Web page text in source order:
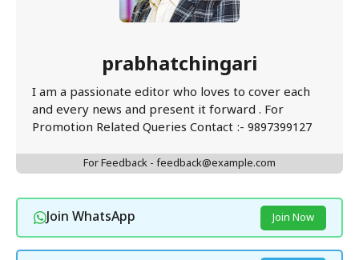
prabhatchingari
I am a passionate editor who loves to cover each
and every news and present it forward . For
Promotion Related Queries Contact :- 9897399127
For Feedback - feedback@example.com
Join WhatsApp Join Now